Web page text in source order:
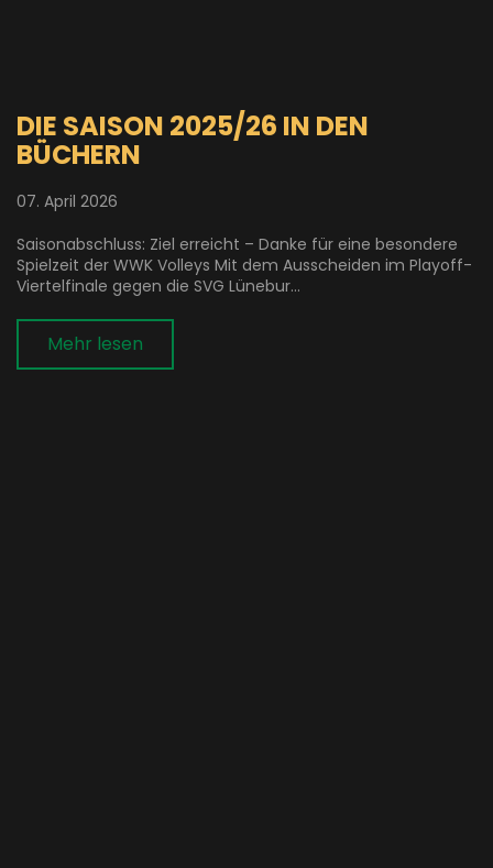
DIE SAISON 2025/26 IN DEN
BÜCHERN
07. April 2026
Saisonabschluss: Ziel erreicht – Danke für eine besondere
Spielzeit der WWK Volleys Mit dem Ausscheiden im Playoff-
Viertelfinale gegen die SVG Lünebur...
Mehr lesen